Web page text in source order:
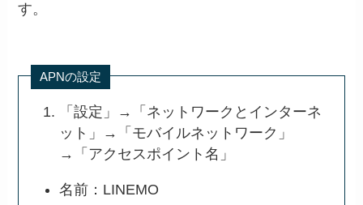
す。
APNの設定
「設定」→「ネットワークとインターネ
ット」→「モバイルネットワーク」
→「アクセスポイント名」
名前：LINEMO